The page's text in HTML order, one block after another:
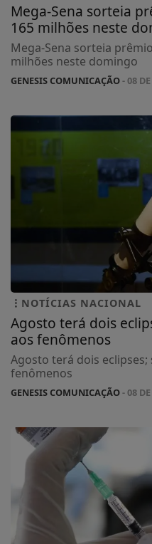
Mega-Sena sorteia
165 milhões neste
Mega-Sena sorteia
milhões neste domingo
GENESIS COMUNICAÇÃO- 08
NOTÍCIAS NACIONAL
Agosto terá dois
aos fenômenos
Agosto terá dois
fenômenos
GENESIS COMUNICAÇÃO- 08